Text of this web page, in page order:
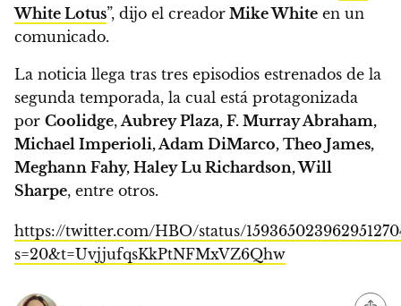
White Lotus”, dijo el creador Mike White en un
comunicado.
La noticia llega tras tres episodios estrenados de la
segunda temporada, la cual está protagonizada
por Coolidge, Aubrey Plaza, F. Murray Abraham,
Michael Imperioli, Adam DiMarco, Theo James,
Meghann Fahy, Haley Lu Richardson, Will
Sharpe, entre otros.
https://twitter.com/HBO/status/
s=20&t=UvjjufqsKkPtNFMxVZ6Qhw